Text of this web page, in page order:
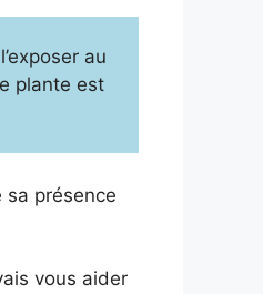
au
plante est
sa présence
vous aider